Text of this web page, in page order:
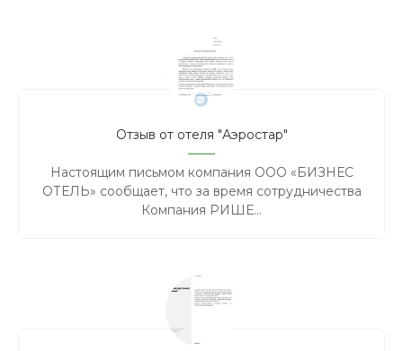
Отзыв от отеля "Аэростар"
Настоящим письмом компания ООО «БИЗНЕС
ОТЕЛЬ» сообщает, что за время сотрудничества
Компания РИШЕ...